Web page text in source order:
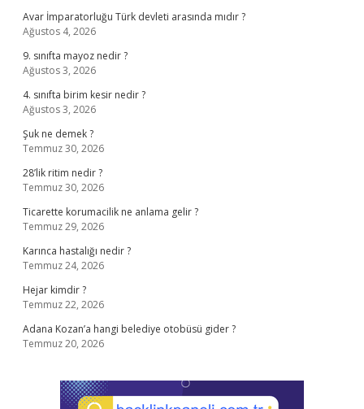
Avar İmparatorluğu Türk devleti arasında mıdır ?
Ağustos 4, 2026
9. sınıfta mayoz nedir ?
Ağustos 3, 2026
4. sınıfta birim kesir nedir ?
Ağustos 3, 2026
Şuk ne demek ?
Temmuz 30, 2026
28’lik ritim nedir ?
Temmuz 30, 2026
Ticarette korumacilik ne anlama gelir ?
Temmuz 29, 2026
Karınca hastalığı nedir ?
Temmuz 24, 2026
Hejar kimdir ?
Temmuz 22, 2026
Adana Kozan’a hangi belediye otobüsü gider ?
Temmuz 20, 2026